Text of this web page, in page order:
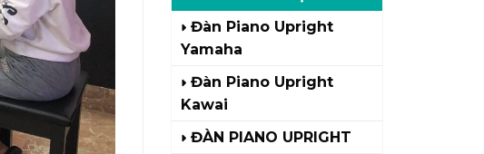
Đàn Piano Upright
Yamaha
Đàn Piano Upright
Kawai
ĐÀN PIANO UPRIGHT